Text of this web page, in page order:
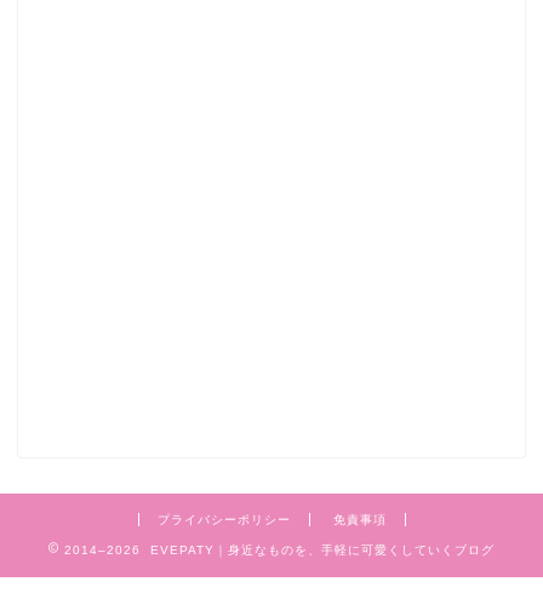
プライバシーポリシー 免責事項
2014–2026 EVEPATY｜身近なものを、手軽に可愛くしていくブログ